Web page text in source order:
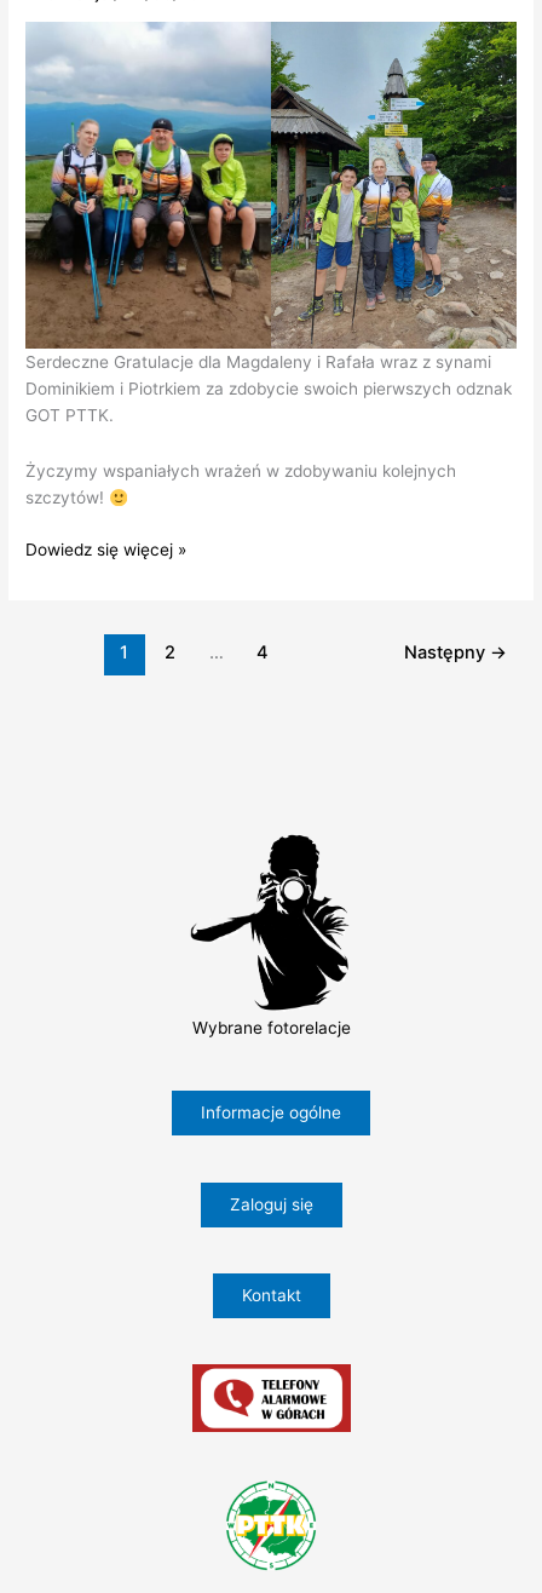
Wybrane fotorelacje
Informacje ogólne
Zaloguj się
Kontakt
Serdeczne Gratulacje dla Magdaleny i Rafała wraz z synami
Dominikiem i Piotrkiem za zdobycie swoich pierwszych odznak
GOT PTTK.
Życzymy wspaniałych wrażeń w zdobywaniu kolejnych
szczytów!
Gratulacje
Dowiedz się więcej »
1 2 … 4 Następny →